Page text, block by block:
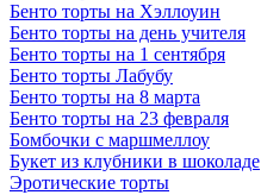
Бенто торты на Хэллоуин
Бенто торты на день учителя
Бенто торты на 1 сентября
Бенто торты Лабубу
Бенто торты на 8 марта
Бенто торты на 23 февраля
Бомбочки с маршмеллоу
Букет из клубники в шоколаде
Эротические торты